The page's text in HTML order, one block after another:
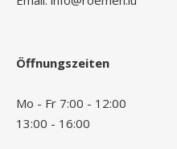
Öffnungszeiten
Mo - Fr 7:00 - 12:00
13:00 - 16:00